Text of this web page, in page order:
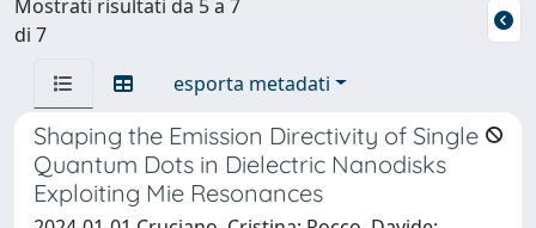
Mostrati risultati da 5 a 7
di 7
esporta metadati
Shaping the Emission Directivity of Single
Quantum Dots in Dielectric Nanodisks
Exploiting Mie Resonances